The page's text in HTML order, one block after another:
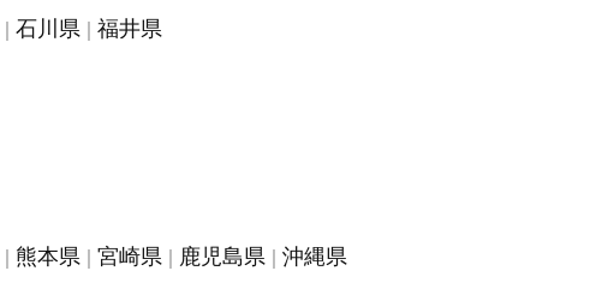
石川県
福井県
熊本県 宮崎県 鹿児島県 沖縄県